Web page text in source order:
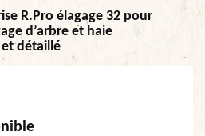
R.Pro élagage 32 pour
d’arbre et haie
détaillé